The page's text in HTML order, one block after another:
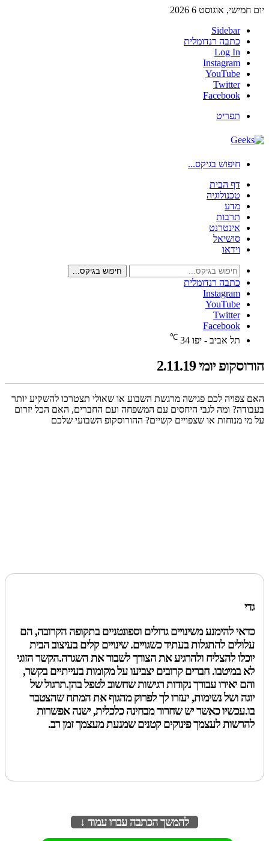
יום חמישי, אוגוסט 6 2026
Sidebar
כתבה רנדומלית
Log In
Instagram
YouTube
Twitter
Facebook
תפריט
חיפוש בגיקס...
דף הבית
טכנולוגיה
מדע
תרבות
אינטרנט
סושיאל
וידאו
חיפוש בגיקס...
כתבה רנדומלית
Instagram
YouTube
Twitter
Facebook
תל אביב - יפו 34
℃
הורוסקופ יומי 2.11.19
האם צפויה לכם פגישה מרגשת השבוע או שאולי תצטרכו להשקיע יותר
בעבודה? ומה לגבי היחסים עם המשפחה ועם החברים, האם הכל יזרום
על מי מנוחות או שצפויים קשיים? ההורוסקופ השבועי שלכם
גדי
כדאי להימנע משינויים גדולים וספונטניים בתקופה הקרובה, הם
עלולים להתגלות בעתיד כשגויים. שינויים קלים בעיצוב הבית
יוכלו להצליח ולהרגיע את הצורך לשבור את השגרה.הקשר הזוגי
לא במיטבו. חברים קרובים יצביעו על מקומות בעייתיים בקשר,
והם יאירו עבורך נקודות רגישות שחשוב לטפל בהן.תרגול של
יוגה ושל נשימות, יעזרו לך לפרוק מהגוף את המתח שהצטבר
בו.עכשיו כאשר יש שחרור מבחינה כלכלית, ישנה אפשרות
להרשות לעצמך פינוקים קטנים שמנעת מעצמך זמן רב.
להמשך הכתבה עברו עמוד ↓